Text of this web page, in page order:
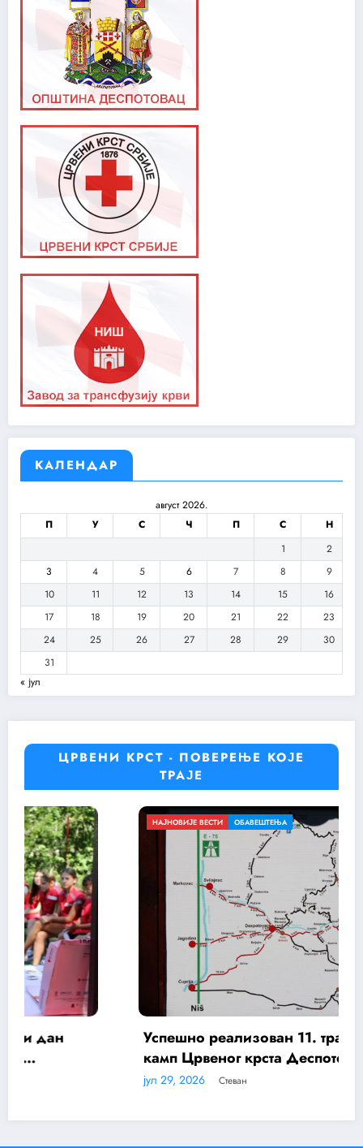
КАЛЕНДАР
август 2026.
П
У С Ч П С
Н
1
2
3
4 5 6 7 8
9
10
11 12 13 14 15
16
17
18 19 20 21 22
23
24
25 26 27 28 29
30
31
« јул
ЦРВЕНИ КРСТ - ПОВЕРЕЊЕ КОЈЕ
ТРАЈЕ
ОБАВЕШТЕЊА
11. традиционални
крста Деспотовац и Црвеног
ОБАВЕШТЕЊА